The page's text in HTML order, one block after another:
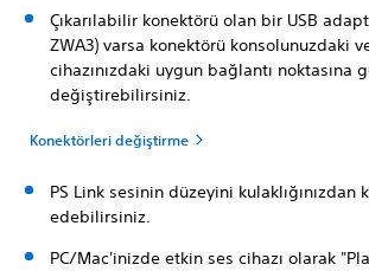
Çıkarılabilir konektörü olan bir USB
ZWA3) varsa konektörü konsolunuzdaki
cihazınızdaki uygun bağlantı noktasına
değiştirebilirsiniz.
Konektörleri değiştirme
PS Link sesinin düzeyini kulaklığınızdan
edebilirsiniz.
PC/Mac'inizde etkin ses cihazı olarak